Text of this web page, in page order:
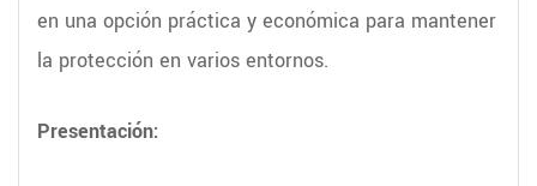
en una opción práctica y económica para mantener
la protección en varios entornos.
Presentación: